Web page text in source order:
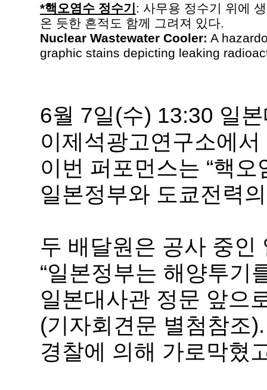
*핵오염수 정수기 : 사무용 정수기 위에
온 듯한 흔적도 함께 그려져 있다.
Nuclear Wastewater Cooler: A
graphic stains depicting leaking
6월 7일(수) 13:30 일
이제석광고연구소에
이번 퍼포먼스는 “핵
일본정부와 도쿄전력
두 배달원은 공사 중
“일본정부는 해양투기
일본대사관 정문 앞으
(기자회견문 별첨참조
경찰에 의해 가로막혔